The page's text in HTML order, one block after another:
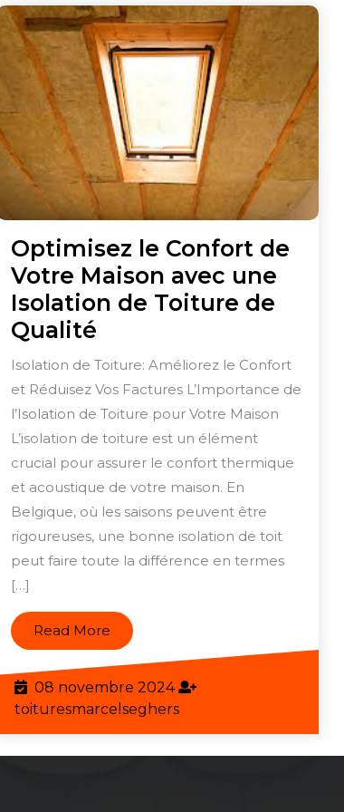
Optimisez le Confort de
Votre Maison avec une
Isolation de Toiture de
Qualité
le
Confort
de
Votre
Maison
avec
une
Isolation
de
de
Qualité
Isolation de Toiture: Améliorez le Confort
et Réduisez Vos Factures L’Importance de
l’Isolation de Toiture pour Votre Maison
L’isolation de toiture est un élément
crucial pour assurer le confort thermique
et acoustique de votre maison. En
Belgique, où les saisons peuvent être
rigoureuses, une bonne isolation de toit
peut faire toute la différence en termes
[…]
Read More Read
More
08 novembre 202408
novembre
2024
toituresmarcelsegherstoituresmarcelseghers